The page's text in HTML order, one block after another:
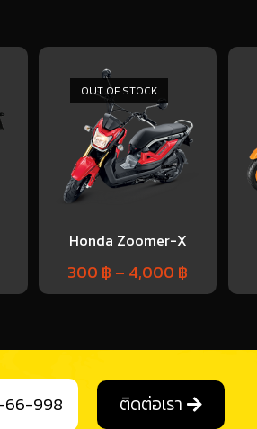
OUT OF STOCK
Honda Zoomer-X
300 ฿ – 4,000 ฿
66-998 ติดต่อเรา